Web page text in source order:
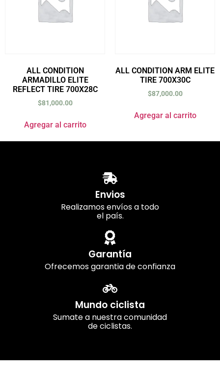
ALL CONDITION
ARMADILLO ELITE
REFLECT TIRE 700X28C
$81,000.00
Agregar al carrito
ALL CONDITION ARM ELITE
TIRE 700X30C
$87,000.00
Agregar al carrito
Envios
Realizamos envíos a todo
el país.
Garantía
Ofrecemos garantia de confianza
Mundo ciclista
Sumate a nuestra comunidad
de ciclistas.